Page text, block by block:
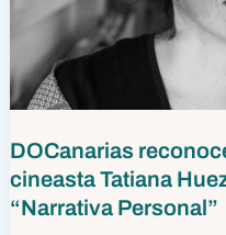
DOCanarias
cineasta Tatiana
“Narrativa Personal”